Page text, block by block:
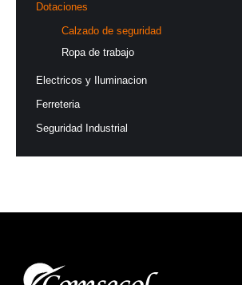
Dotaciones
Calzado de seguridad
Ropa de trabajo
Electricos y Iluminacion
Ferreteria
Seguridad Industrial